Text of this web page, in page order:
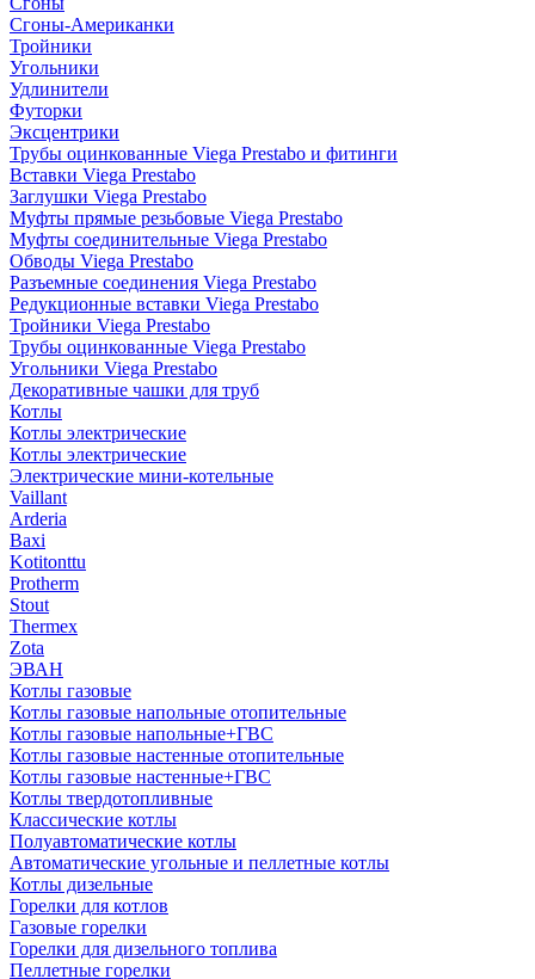
Сгоны-Американки
Тройники
Угольники
Удлинители
Футорки
Эксцентрики
Трубы оцинкованные Viega Prestabo и фитинги
Вставки Viega Prestabo
Заглушки Viega Prestabo
Муфты прямые резьбовые Viega Prestabo
Муфты соединительные Viega Prestabo
Обводы Viega Prestabo
Разъемные соединения Viega Prestabo
Редукционные вставки Viega Prestabo
Тройники Viega Prestabo
Трубы оцинкованные Viega Prestabo
Угольники Viega Prestabo
Декоративные чашки для труб
Котлы
Котлы электрические
Котлы электрические
Электрические мини-котельные
Vaillant
Arderia
Baxi
Kotitonttu
Protherm
Stout
Thermex
Zota
ЭВАН
Котлы газовые
Котлы газовые напольные отопительные
Котлы газовые напольные+ГВС
Котлы газовые настенные отопительные
Котлы газовые настенные+ГВС
Котлы твердотопливные
Классические котлы
Полуавтоматические котлы
Автоматические угольные и пеллетные котлы
Котлы дизельные
Горелки для котлов
Газовые горелки
Горелки для дизельного топлива
Пеллетные горелки